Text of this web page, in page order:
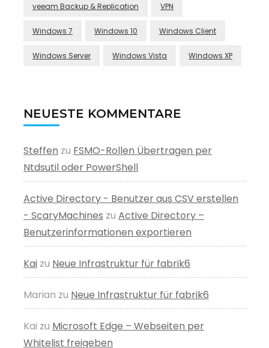
veeam Backup & Replication VPN
Windows 7 Windows 10 Windows Client
Windows Server Windows Vista Windows XP
NEUESTE KOMMENTARE
Steffen zu FSMO-Rollen Übertragen per
Ntdsutil oder PowerShell
Active Directory - Benutzer aus CSV erstellen
- ScaryMachines zu Active Directory –
Benutzerinformationen exportieren
Kai zu Neue Infrastruktur für fabrik6
Marian zu Neue Infrastruktur für fabrik6
Kai zu Microsoft Edge – Webseiten per
Whitelist freigeben